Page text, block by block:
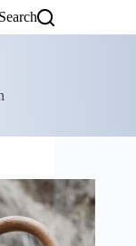
Search